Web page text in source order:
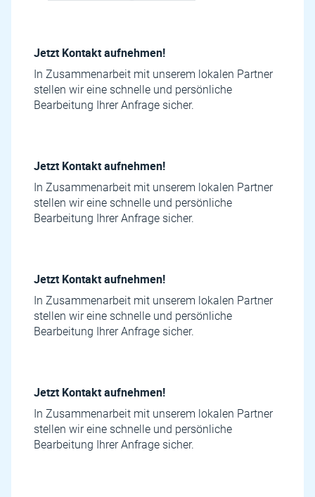
Jetzt Kontakt aufnehmen!
In Zusammenarbeit mit unserem lokalen Partner
stellen wir eine schnelle und persönliche
Bearbeitung Ihrer Anfrage sicher.
Jetzt Kontakt aufnehmen!
In Zusammenarbeit mit unserem lokalen Partner
stellen wir eine schnelle und persönliche
Bearbeitung Ihrer Anfrage sicher.
Jetzt Kontakt aufnehmen!
In Zusammenarbeit mit unserem lokalen Partner
stellen wir eine schnelle und persönliche
Bearbeitung Ihrer Anfrage sicher.
Jetzt Kontakt aufnehmen!
In Zusammenarbeit mit unserem lokalen Partner
stellen wir eine schnelle und persönliche
Bearbeitung Ihrer Anfrage sicher.